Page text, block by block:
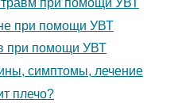
при помощи УВТ
при помощи УВТ
симптомы, лечение
плечо?